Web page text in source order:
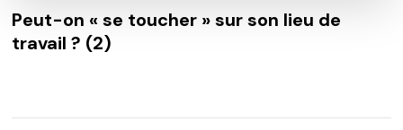
Peut-on « se toucher » sur son lieu de
travail ? (2)